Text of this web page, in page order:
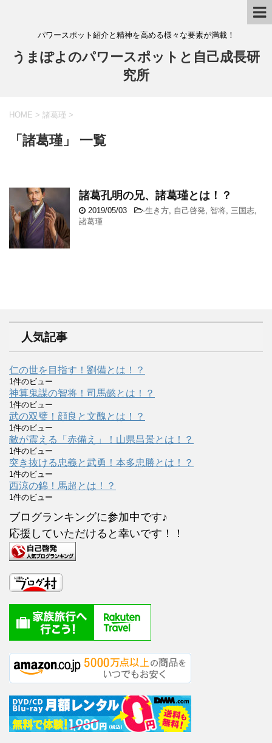
パワースポット紹介と精神を高める様々な要素が満載！
うまぽよのパワースポットと自己成長研
究所
HOME > 諸葛瑾 >
「諸葛瑾」 一覧
諸葛孔明の兄、諸葛瑾とは！？
2019/05/03 -生き方 自己啓発 智将 三国志
諸葛瑾
人気記事
仁の世を目指す！劉備とは！？
1件のビュー
神算鬼謀の智将！司馬懿とは！？
1件のビュー
武の双璧！顔良と文醜とは！？
1件のビュー
敵が震える「赤備え」！山県昌景とは！？
1件のビュー
突き抜ける忠義と武勇！本多忠勝とは！？
1件のビュー
西涼の錦！馬超とは！？
1件のビュー
ブログランキングに参加中です♪
応援していただけると幸いです！！